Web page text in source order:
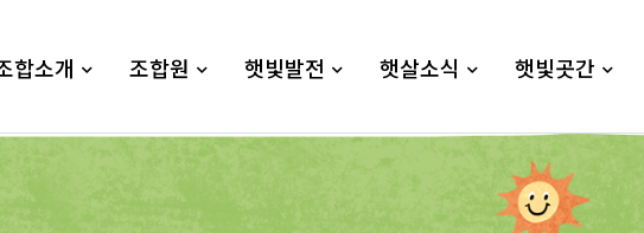
합소개 조합원 햇빛발전 햇살소식 햇빛곳간